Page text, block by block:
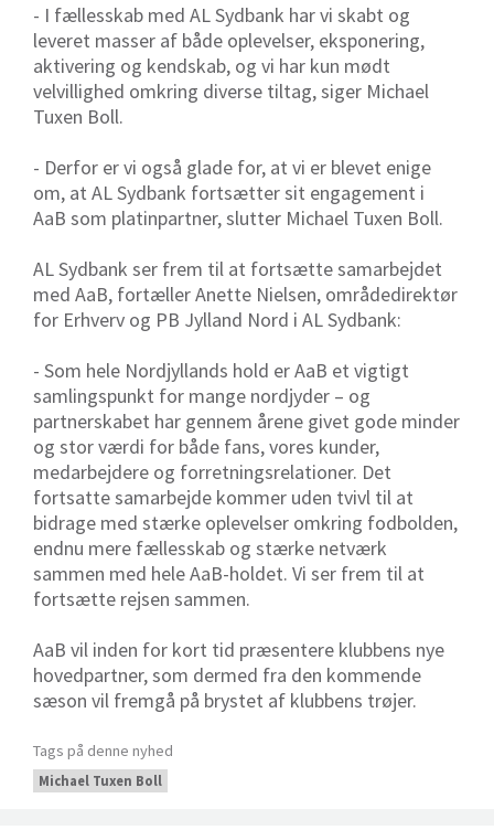
- I fællesskab med AL Sydbank har vi skabt og
leveret masser af både oplevelser, eksponering,
aktivering og kendskab, og vi har kun mødt
velvillighed omkring diverse tiltag, siger Michael
Tuxen Boll.
- Derfor er vi også glade for, at vi er blevet enige
om, at AL Sydbank fortsætter sit engagement i
AaB som platinpartner, slutter Michael Tuxen Boll.
AL Sydbank ser frem til at fortsætte samarbejdet
med AaB, fortæller Anette Nielsen, områdedirektør
for Erhverv og PB Jylland Nord i AL Sydbank:
- Som hele Nordjyllands hold er AaB et vigtigt
samlingspunkt for mange nordjyder – og
partnerskabet har gennem årene givet gode minder
og stor værdi for både fans, vores kunder,
medarbejdere og forretningsrelationer. Det
fortsatte samarbejde kommer uden tvivl til at
bidrage med stærke oplevelser omkring fodbolden,
endnu mere fællesskab og stærke netværk
sammen med hele AaB-holdet. Vi ser frem til at
fortsætte rejsen sammen.
AaB vil inden for kort tid præsentere klubbens nye
hovedpartner, som dermed fra den kommende
sæson vil fremgå på brystet af klubbens trøjer.
Tags på denne nyhed
Michael Tuxen Boll